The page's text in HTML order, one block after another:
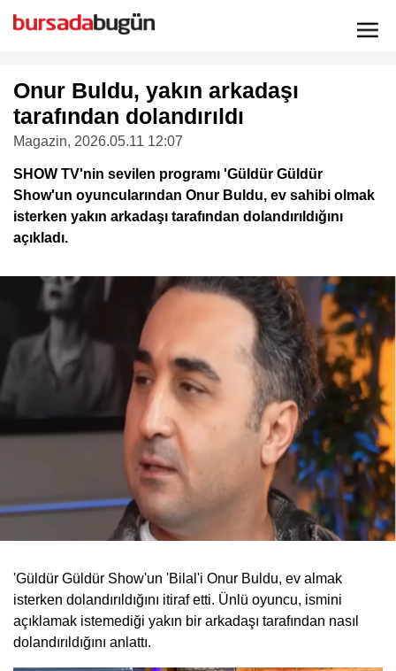
Onur Buldu, yakın arkadaşı
tarafından dolandırıldı
Magazin, 2026.05.11 12:07
SHOW TV'nin sevilen programı 'Güldür Güldür
Show'un oyuncularından Onur Buldu, ev sahibi olmak
isterken yakın arkadaşı tarafından dolandırıldığını
açıkladı.
'Güldür Güldür Show'un 'Bilal'i Onur Buldu, ev almak
isterken dolandırıldığını itiraf etti. Ünlü oyuncu, ismini
açıklamak istemediği yakın bir arkadaşı tarafından nasıl
dolandırıldığını anlattı.